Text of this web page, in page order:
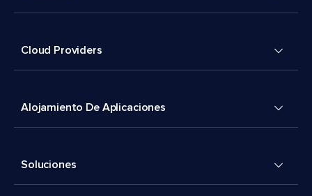
Cloud Providers
Alojamiento De Aplicaciones
Soluciones